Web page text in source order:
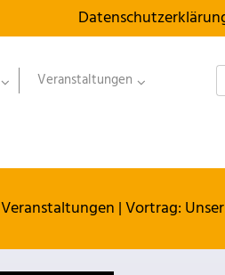
Veranstaltungen
Veranstaltungen |Vortrag: